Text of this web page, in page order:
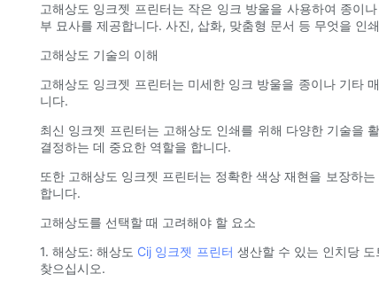
고해상도 잉크젯 프린터는 작은 잉크 방울을 사용하여 종이
부 묘사를 제공합니다. 사진, 삽화, 맞춤형 문서 등 무엇을 인
고해상도 기술의 이해
고해상도 잉크젯 프린터는 미세한 잉크 방울을 종이나 기타
니다.
최신 잉크젯 프린터는 고해상도 인쇄를 위해 다양한 기술을
결정하는 데 중요한 역할을 합니다.
또한 고해상도 잉크젯 프린터는 정확한 색상 재현을 보장하
합니다.
고해상도를 선택할 때 고려해야 할 요소
1. 해상도: 해상도 Cij 잉크젯 프린터 생산할 수 있는 인치당
찾으십시오.